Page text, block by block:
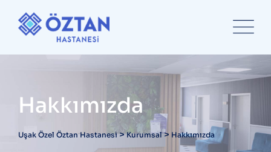
Hakkımızda
Uşak Özel Öztan Hastanesi>Kurumsal> Hakkımızda